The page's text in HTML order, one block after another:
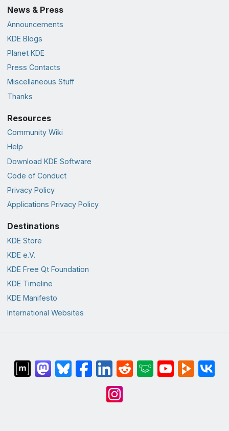
News & Press
Announcements
KDE Blogs
Planet KDE
Press Contacts
Miscellaneous Stuff
Thanks
Resources
Community Wiki
Help
Download KDE Software
Code of Conduct
Privacy Policy
Applications Privacy Policy
Destinations
KDE Store
KDE e.V.
KDE Free Qt Foundation
KDE Timeline
KDE Manifesto
International Websites